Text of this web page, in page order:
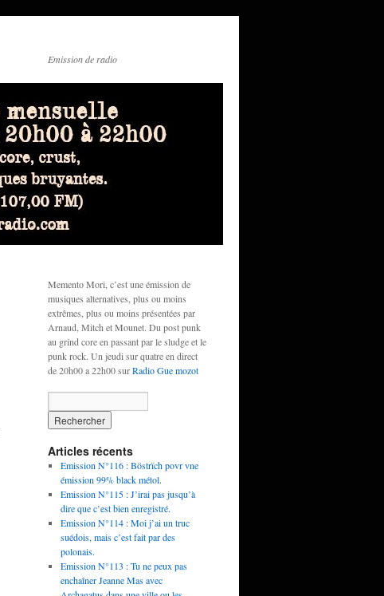
Emission de radio
Memento Mori, c’est une émission de
musiques alternatives, plus ou moins
extrêmes, plus ou moins présentées par
Arnaud, Mitch et Mounet. Du post punk
au grind core en passant par le sludge et le
punk rock. Un jeudi sur quatre en direct
de 20h00 a 22h00 surRadio Gue mozot
Articles récents
Emission N°116 : Böstrïch povr vne
émission 99% black métol.
Emission N°115 : J’irai pas jusqu’à
dire que c’est bien enregistré.
Emission N°114 : Moi j’ai un truc
suédois, mais c’est fait par des
polonais.
Emission N°113 : Tu ne peux pas
enchaîner Jeanne Mas avec